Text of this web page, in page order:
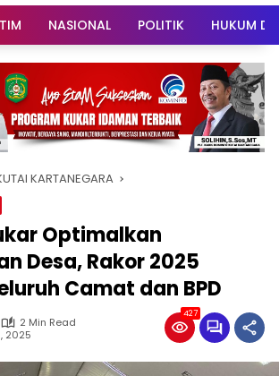
NASIONAL POLITIK HUKUM
KARTANEGARA
Optimalkan
Desa, Rakor 2025
Camat dan BPD
2 Min Read
2025
427